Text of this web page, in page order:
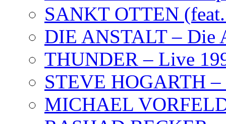
SANKT OTTEN
DIE ANSTALT – Die
THUNDER – Live
STEVE HOGARTH –
MICHAEL